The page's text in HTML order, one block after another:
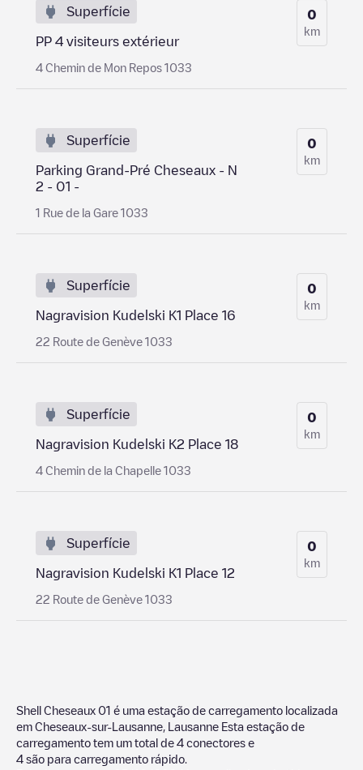
Superfície
PP 4 visiteurs extérieur
4 Chemin de Mon Repos 1033
0
km
Superfície
Parking Grand-Pré Cheseaux - N
2 - 01 -
1 Rue de la Gare 1033
0
km
Superfície
Nagravision Kudelski K1 Place 16
22 Route de Genève 1033
0
km
Superfície
Nagravision Kudelski K2 Place 18
4 Chemin de la Chapelle 1033
0
km
Superfície
Nagravision Kudelski K1 Place 12
22 Route de Genève 1033
0
km
Shell Cheseaux 01 é uma estação de carregamento localizada
em Cheseaux-sur-Lausanne Lausanne Esta estação de
carregamento tem um total de 4 conectores e
4 são para carregamento rápido.